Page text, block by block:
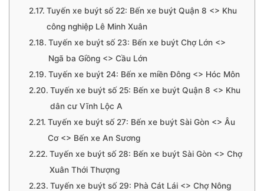
Tuyến xe buýt số 22: Bến xe buýt Quận 8 <> Khu
công nghiệp Lê Minh Xuân
Tuyến xe buýt số 23: Bến xe buýt Chợ Lớn <>
Ngã ba Giồng <> Cầu Lớn
Tuyến xe buýt 24: Bến xe miền Đông <> Hóc Môn
Tuyến xe buýt số 25: Bến xe buýt Quận 8 <> Khu
dân cư Vĩnh Lộc A
Tuyến xe buýt số 27: Bến xe buýt Sài Gòn <> Âu
Cơ <> Bến xe An Sương
Tuyến xe buýt số 28: Bến xe buýt Sài Gòn <> Chợ
Xuân Thới Thượng
Tuyến xe buýt số 29: Phà Cát Lái <> Chợ Nông